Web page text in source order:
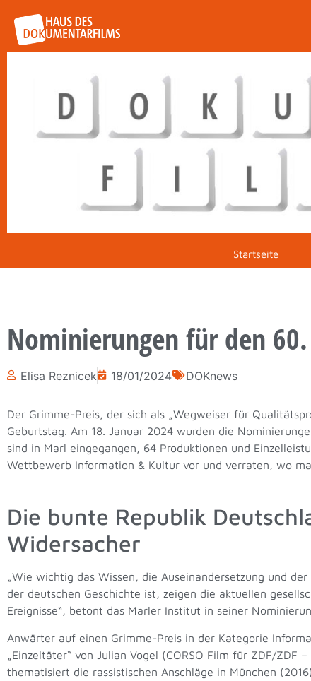
Startseite
Nominierungen für den
Elisa Reznicek 18/01/2024 DOKnews
Der Grimme-Preis, der sich als „Wegweiser für
Geburtstag. Am 18. Januar 2024 wurden die
sind in Marl eingegangen, 64 Produktionen und
Wettbewerb Information & Kultur vor und verraten, wo
Die bunte Republik
Widersacher
„Wie wichtig das Wissen, die Auseinandersetzung und
der deutschen Geschichte ist, zeigen die aktuellen
Ereignisse“, betont das Marler Institut in seiner
Anwärter auf einen Grimme-Preis in der Kategorie
„Einzeltäter“ von Julian Vogel (CORSO Film für ZDF/ZDF
thematisiert die rassistischen Anschläge in München